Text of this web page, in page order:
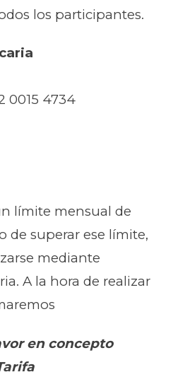
los participantes.
0015 4734
límite mensual de
de superar ese límite,
mediante
A la hora de realizar
en concepto